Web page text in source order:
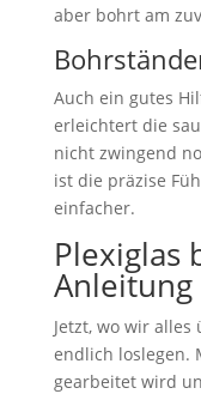
aber bohrt am
Auch ein gutes
erleichtert die
nicht zwingend
ist die präzise
einfacher.
Plexiglas
Anleitung
Jetzt, wo wir alles
endlich loslegen.
gearbeitet wird